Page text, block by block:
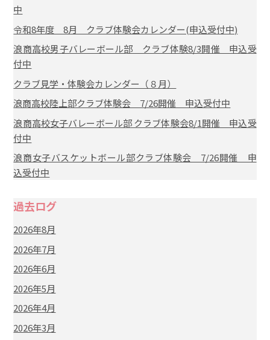
中
令和8年度 8月 クラブ体験会カレンダー(申込受付中)
浪商高校男子バレーボール部 クラブ体験8/3開催 申込受
付中
クラブ見学・体験会カレンダー（８月）
浪商高校陸上部クラブ体験会 7/26開催 申込受付中
浪商高校女子バレーボール部 クラブ体験会8/1開催 申込受
付中
浪商女子バスケットボール部クラブ体験会 7/26開催 申
込受付中
過去ログ
2026年8月
2026年7月
2026年6月
2026年5月
2026年4月
2026年3月